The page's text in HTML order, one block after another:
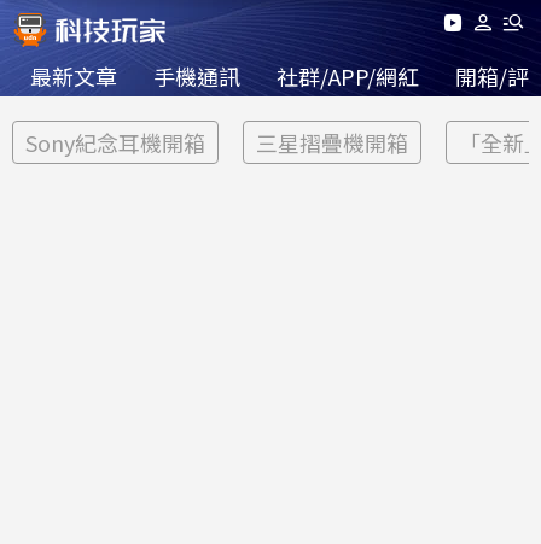
最新文章 手機通訊 社群/APP/網紅 開箱/評
Sony紀念耳機開箱 三星摺疊機開箱 「全新